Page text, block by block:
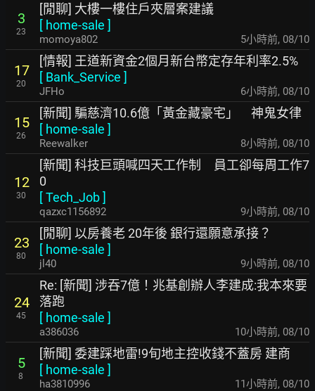
3
23
[閒聊] 大樓一樓住戶夾層案建議
[ home-sale ]
momoya802 5小時前, 08/10
17
20
[情報] 王道新資金2個月新台幣定存年利率2.5%
[ Bank_Service ]
JFHo 6小時前, 08/10
15
26
[新聞] 騙慈濟10.6億「黃金藏豪宅」 神鬼女律
[ home-sale ]
Reewalker 8小時前, 08/10
12
30
[新聞] 科技巨頭喊四天工作制 員工卻每周工作7
0
[Tech_Job]
qazxc1156892 9小時前, 08/10
23
80
[閒聊] 以房養老 20年後 銀行還願意承接？
[ home-sale ]
jl40 9小時前, 08/10
24
45
Re: [新聞] 涉吞7億！兆基創辦人李建成:我本來要
落跑
[ home-sale ]
a386036 10小時前, 08/10
5
8
[新聞] 委建踩地雷!9旬地主控收錢不蓋房 建商
[ home-sale ]
ha3810996 11小時前, 08/10